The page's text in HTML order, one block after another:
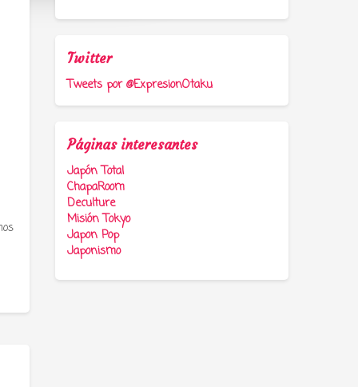
Twitter
Tweets por @ExpresionOtaku
Páginas interesantes
Japón Total
ChapaRoom
Deculture
Misión Tokyo
Japon Pop
Japonismo